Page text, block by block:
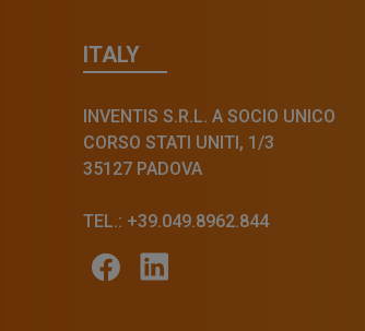
ITALY
INVENTIS S.R.L. A SOCIO UNICO
CORSO STATI UNITI, 1/3
35127 PADOVA
TEL.: +39.049.8962.844